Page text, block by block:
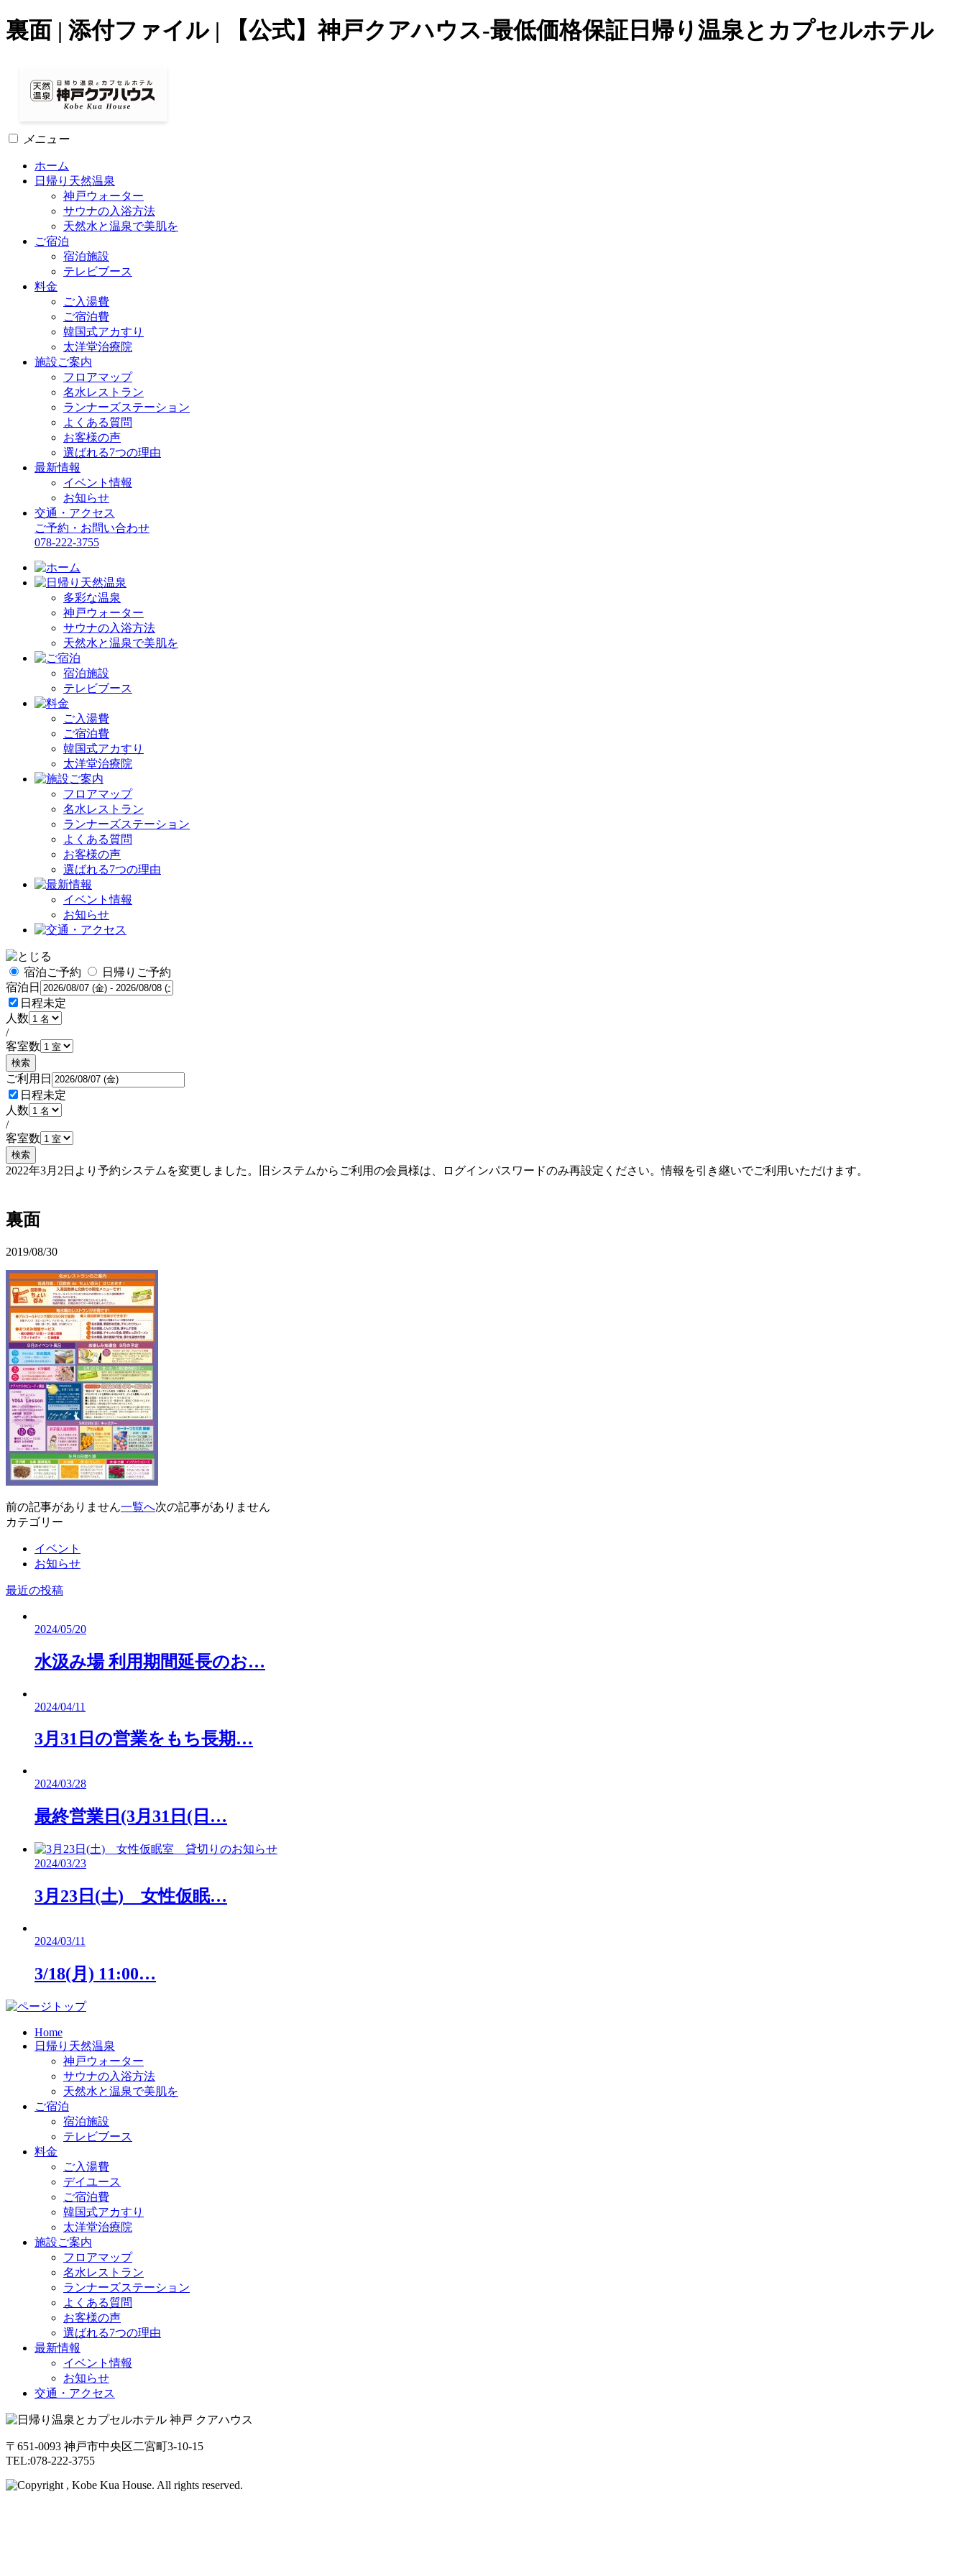
裏面 | 添付ファイル | 【公式】神戸クアハウス-最低価格保証日帰り温泉とカプセルホテル
メニュー
ホーム
日帰り天然温泉
神戸ウォーター
サウナの入浴方法
天然水と温泉で美肌を
ご宿泊
宿泊施設
テレビブース
料金
ご入湯費
ご宿泊費
韓国式アカすり
太洋堂治療院
施設ご案内
フロアマップ
名水レストラン
ランナーズステーション
よくある質問
お客様の声
選ばれる7つの理由
最新情報
イベント情報
お知らせ
交通・アクセス
ご予約・お問い合わせ
078-222-3755
多彩な温泉
神戸ウォーター
サウナの入浴方法
天然水と温泉で美肌を
宿泊施設
テレビブース
ご入湯費
ご宿泊費
韓国式アカすり
太洋堂治療院
フロアマップ
名水レストラン
ランナーズステーション
よくある質問
お客様の声
選ばれる7つの理由
イベント情報
お知らせ
宿泊ご予約
日帰りご予約
宿泊日
日程未定
人数
/
客室数
検索
ご利用日
日程未定
人数
/
客室数
検索
2022年3月2日より予約システムを変更しました。旧システムからご利用の会員様は、ログインパスワードのみ再設定ください。情報を引き継いでご利用いただけます。
裏面
2019/08/30
前の記事がありません一覧へ次の記事がありません
カテゴリー
イベント
お知らせ
最近の投稿
2024/05/20
水汲み場 利用期間延長のお…
2024/04/11
3月31日の営業をもち長期…
2024/03/28
最終営業日(3月31日(日…
2024/03/23
3月23日(土) 女性仮眠…
2024/03/11
3/18(月) 11:00…
Home
日帰り天然温泉
神戸ウォーター
サウナの入浴方法
天然水と温泉で美肌を
ご宿泊
宿泊施設
テレビブース
料金
ご入湯費
デイユース
ご宿泊費
韓国式アカすり
太洋堂治療院
施設ご案内
フロアマップ
名水レストラン
ランナーズステーション
よくある質問
お客様の声
選ばれる7つの理由
最新情報
イベント情報
お知らせ
交通・アクセス
〒651-0093 神戸市中央区二宮町3-10-15
TEL:078-222-3755